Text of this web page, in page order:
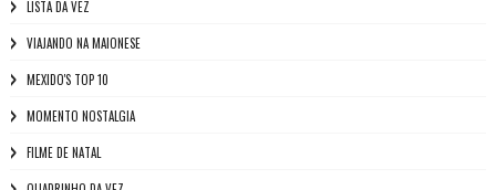
LISTA DA VEZ
VIAJANDO NA MAIONESE
MEXIDO'S TOP 10
MOMENTO NOSTALGIA
FILME DE NATAL